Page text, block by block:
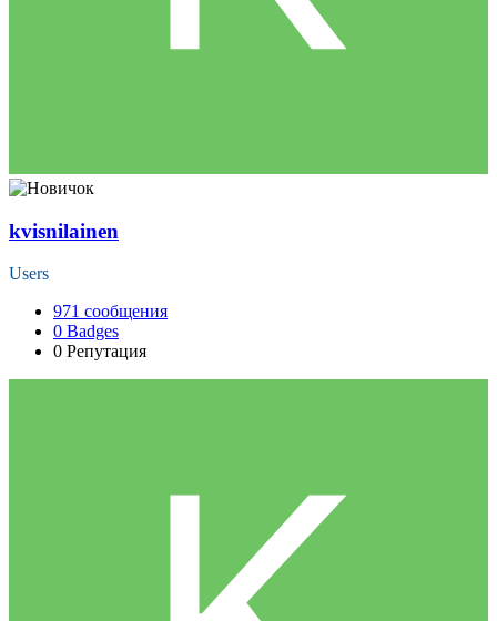
kvisnilainen
Users
971 сообщения
0 Badges
0 Репутация